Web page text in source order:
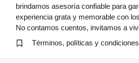
brindamos asesoría confiable para
experiencia grata y memorable con
No contamos cuentos, invitamos a
Términos, políticas y condiciones